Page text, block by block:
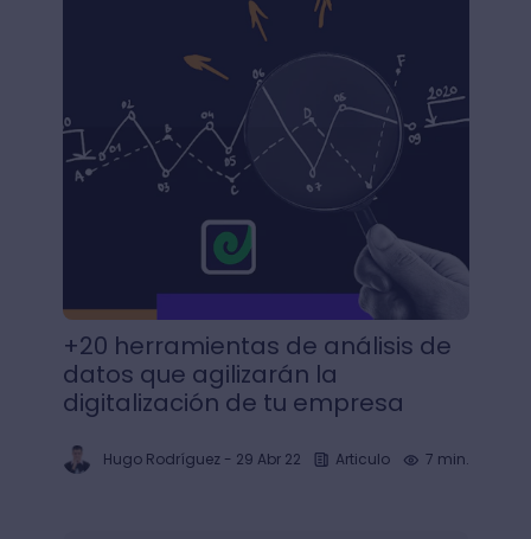
+20 herramientas de análisis de
datos que agilizarán la
digitalización de tu empresa
Hugo Rodríguez- 29 Abr 22 Articulo 7 min.